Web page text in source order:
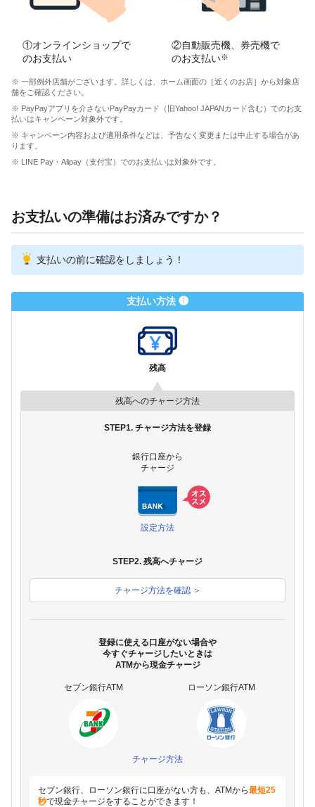
①オンラインショップで
のお支払い
②自動販売機、券売機で
のお支払い※
※ 一部例外店舗がございます。詳しくは、ホーム画面の［近くのお店］から対象店
舗をご確認ください。
※ PayPayアプリを介さないPayPayカード（旧Yahoo! JAPANカード含む）でのお支
払いはキャンペーン対象外です。
※ キャンペーン内容および適用条件などは、予告なく変更または中止する場合があ
ります。
※ LINE Pay・Alipay（支付宝）でのお支払いは対象外です。
お支払いの準備はお済みですか？
支払いの前に確認をしましょう！
支払い方法 ❶
残高
残高へのチャージ方法
STEP1. チャージ方法を登録
銀行口座から
チャージ
設定方法
STEP2. 残高へチャージ
チャージ方法を確認 ＞
登録に使える口座がない場合や
今すぐチャージしたいときは
ATMから現金チャージ
セブン銀行ATM ローソン銀行ATM
チャージ方法
セブン銀行、ローソン銀行に口座がない方も、ATMから最短25
秒で現金チャージをすることができます！